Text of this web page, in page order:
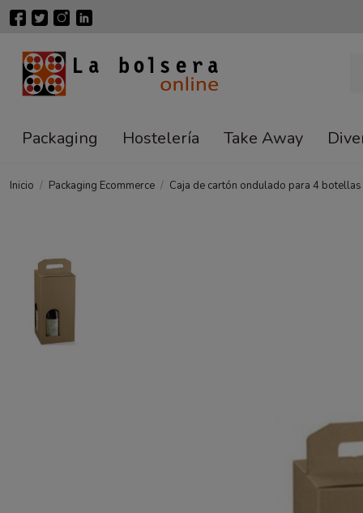
Packaging Hostelería Take Away
Inicio Packaging Ecommerce Caja de cartón ondulado para 4